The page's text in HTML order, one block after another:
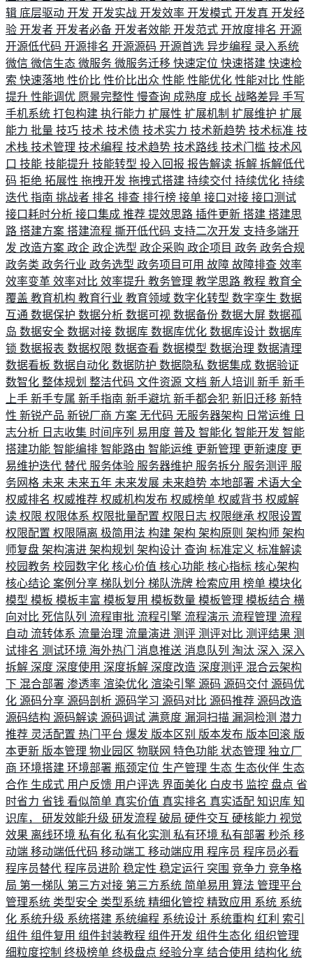
辑 底层驱动 开发 开发实战 开发效率 开发模式 开发真 开发经
验 开发者 开发者必备 开发者效能 开发范式 开放度排名 开源
开源低代码 开源排名 开源源码 开源首选 异步编程 录入系统
微信 微信生态 微服务 微服务迁移 快速定位 快速搭建 快速检
索 快速落地 性价比 性价比出众 性能 性能优化 性能对比 性能
提升 性能调优 愿景完整性 慢查询 成熟度 成长 战略差异 手写
手机系统 打包构建 执行能力 扩展性 扩展机制 扩展维护 扩展
能力 批量 技巧 技术 技术债 技术实力 技术新趋势 技术标准 技
术栈 技术管理 技术编程 技术趋势 技术路线 技术门槛 技术风
口 技能 技能提升 技能转型 投入回报 报告解读 拆解 拆解低代
码 拒绝 拓展性 拖拽开发 拖拽式搭建 持续交付 持续优化 持续
迭代 指南 挑战者 排名 排查 排行榜 接单 接口对接 接口测试
接口耗时分析 接口集成 推荐 提效思路 插件更新 搭建 搭建思
路 搭建方案 搭建流程 撕开低代码 支持二次开发 支持多端开
发 改造方案 政企 政企选型 政企采购 政企项目 政务 政务合规
政务类 政务行业 政务选型 政务项目可用 故障 故障排查 效率
效率变革 效率对比 效率提升 教务管理 教学思路 教程 教育全
覆盖 教育机构 教育行业 教育领域 数字化转型 数字孪生 数据
互通 数据保护 数据分析 数据可视 数据备份 数据大屏 数据孤
岛 数据安全 数据对接 数据库 数据库优化 数据库设计 数据库
锁 数据报表 数据权限 数据查看 数据模型 数据治理 数据清理
数据看板 数据自动化 数据防护 数据隐私 数据集成 数据验证
数智化 整体规划 整洁代码 文件资源 文档 新人培训 新手 新手
上手 新手专属 新手指南 新手避坑 新手都会犯 新旧迁移 新特
性 新锐产品 新锐厂商 方案 无代码 无服务器架构 日常运维 日
志分析 日志收集 时间序列 易用度 普及 智能化 智能开发 智能
搭建功能 智能编排 智能路由 智能运维 更新管理 更新速度 更
易维护迭代 替代 服务体验 服务器维护 服务拆分 服务测评 服
务网格 未来 未来五年 未来发展 未来趋势 本地部署 术语大全
权威排名 权威推荐 权威机构发布 权威榜单 权威背书 权威解
读 权限 权限体系 权限批量配置 权限日志 权限继承 权限设置
权限配置 权限隔离 极简用法 构建 架构 架构原则 架构师 架构
师复盘 架构演进 架构规划 架构设计 查询 标准定义 标准解读
校园教务 校园数字化 核心价值 核心功能 核心指标 核心架构
核心结论 案例分享 梯队划分 梯队洗牌 检索应用 榜单 模块化
模型 模板 模板丰富 模板复用 模板数量 模板管理 模板结合 横
向对比 死信队列 流程审批 流程引擎 流程演示 流程管理 流程
自动 流转体系 流量治理 流量演进 测评 测评对比 测评结果 测
试排名 测试环境 海外热门 消息推送 消息队列 淘汰 深入 深入
拆解 深度 深度使用 深度拆解 深度改造 深度测评 混合云架构
下 混合部署 渗透率 渲染优化 渲染引擎 源码 源码交付 源码优
化 源码分享 源码剖析 源码学习 源码对比 源码推荐 源码改造
源码结构 源码解读 源码调试 满意度 漏洞扫描 漏洞检测 潜力
推荐 灵活配置 热门平台 爆发 版本区别 版本发布 版本回滚 版
本更新 版本管理 物业园区 物联网 特色功能 状态管理 独立厂
商 环境搭建 环境部署 瓶颈定位 生产管理 生态 生态伙伴 生态
合作 生成式 用户反馈 用户评选 界面美化 白皮书 监控 盘点 省
时省力 省钱 看似简单 真实价值 真实排名 真实适配 知识库 知
识库， 研发效能升级 研发流程 破局 硬件交互 硬核能力 视觉
效果 离线环境 私有化 私有化实测 私有环境 私有部署 秒杀 移
动端 移动端低代码 移动端工 移动端应用 程序员 程序员必看
程序员替代 程序员进阶 稳定性 稳定运行 突围 竞争力 竞争格
局 第一梯队 第三方对接 第三方系统 简单易用 算法 管理平台
管理系统 类型安全 类型系统 精细化管控 精致应用 系统 系统
化 系统升级 系统搭建 系统编程 系统设计 系统重构 红利 索引
组件 组件复用 组件封装教程 组件开发 组件生态化 组织管理
细粒度控制 终极榜单 终极盘点 经验分享 结合使用 结构化 统